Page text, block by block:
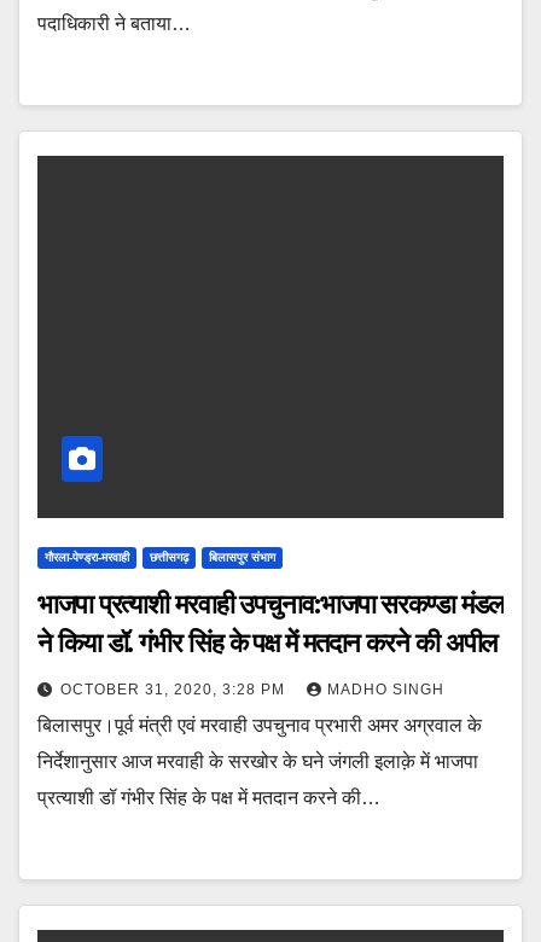
पदाधिकारी ने बताया…
गौरला-पेण्ड्रा-मरवाही छत्तीसगढ़ बिलासपुर संभाग
भाजपा प्रत्याशी मरवाही उपचुनाव:भाजपा सरकण्डा मंडल
ने किया डॉ. गंभीर सिंह के पक्ष में मतदान करने की अपील
OCTOBER 31, 2020, 3:28 PM MADHO SINGH
बिलासपुर।पूर्व मंत्री एवं मरवाही उपचुनाव प्रभारी अमर अग्रवाल के
निर्देशानुसार आज मरवाही के सरखोर के घने जंगली इलाक़े में भाजपा
प्रत्याशी डॉ गंभीर सिंह के पक्ष में मतदान करने की…